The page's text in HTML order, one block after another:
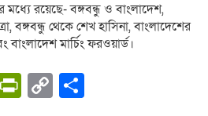
মধ্যে রয়েছে- বঙ্গবন্ধু ও বাংলাদেশ,
বঙ্গবন্ধু থেকে শেখ হাসিনা, বাংলাদেশের
বাংলাদেশ মার্চিং ফরওয়ার্ড।
PrintFriendly
Copy